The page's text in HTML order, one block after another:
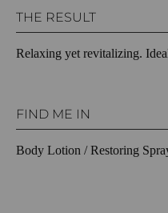
THE RESULT
Relaxing yet revitalizing.
FIND ME IN
Body Lotion / Restoring